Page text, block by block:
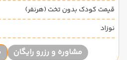
قیمت کودک بدون تخت (هرنفر)
نوزاد
مشاوره و رزرو رایگان